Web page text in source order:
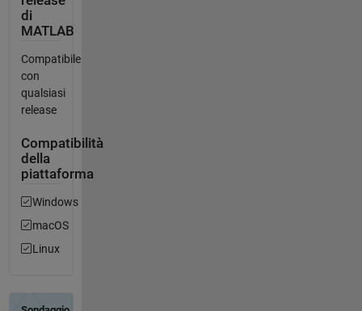
di
MATLAB
Compatibile
con
qualsiasi
release
Compatibilità
della
piattaforma
Windows
macOS
Linux